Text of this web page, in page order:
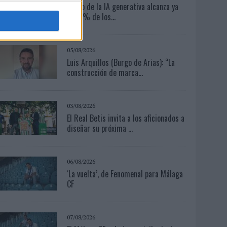
El uso de la IA generativa alcanza ya
al 62% de los...
05/08/2026
Luis Arquillos (Burgo de Arias): “La
construcción de marca...
03/08/2026
El Real Betis invita a los aficionados a
diseñar su próxima ...
06/08/2026
‘La vuelta’, de Fenomenal para Málaga
CF
07/08/2026